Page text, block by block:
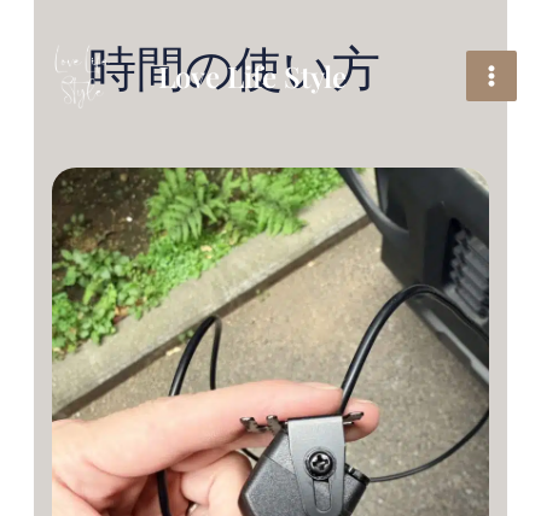
Love Life Style
時間の使い方
午
後
の
雨
ま
で、
で
き
る
と
ろ
ま